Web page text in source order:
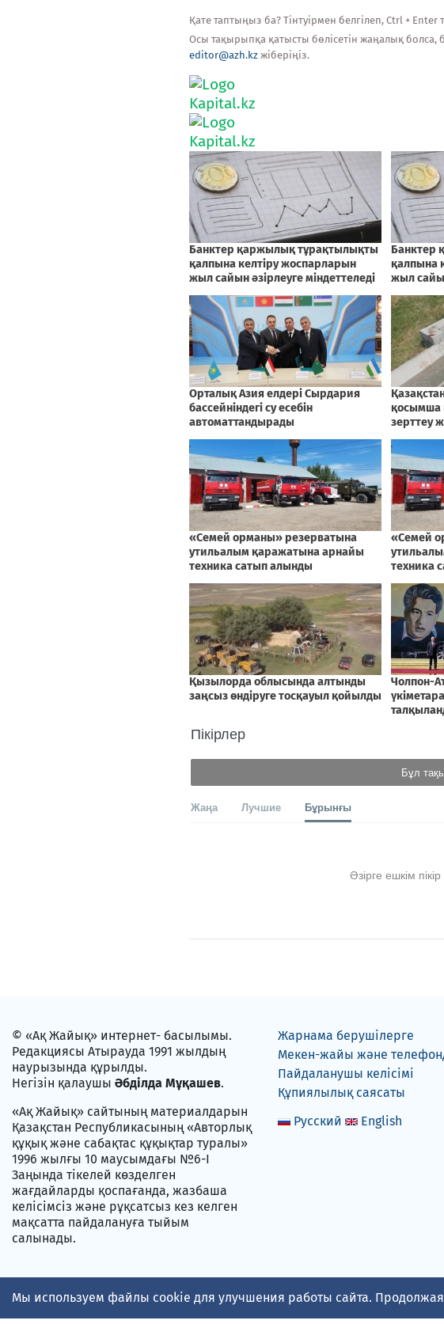
Қате таптыңыз ба? Тінтуірмен белгілеп, Ctrl +
Осы тақырыпқа қатысты бөлісетін жаңалық болса,
editor@azh.kz жіберіңіз.
Пікірлер
Бұл
Жаңа Лучшие Бұрынғы
Әзірге ешкім
© «Ақ Жайық» интернет- басылымы.
Редакциясы Атырауда 1991 жылдың
наурызында құрылды.
Негізін қалаушы Әбділда Мұқашев.
«Ақ Жайық» сайтының материалдарын
Қазақстан Республикасының «Авторлық
құқық және сабақтас құқықтар туралы»
1996 жылғы 10 маусымдағы №6-I
Заңында тікелей көзделген
жағдайларды қоспағанда, жазбаша
келісімсіз және рұқсатсыз кез келген
мақсатта пайдалануға тыйым
салынады.
Жарнама берушілерге
Мекен-жайы және
Пайдаланушы келісімі
Құпиялылық саясаты
Русский
English
Мы используем файлы cookie для улучшения работы сайта.